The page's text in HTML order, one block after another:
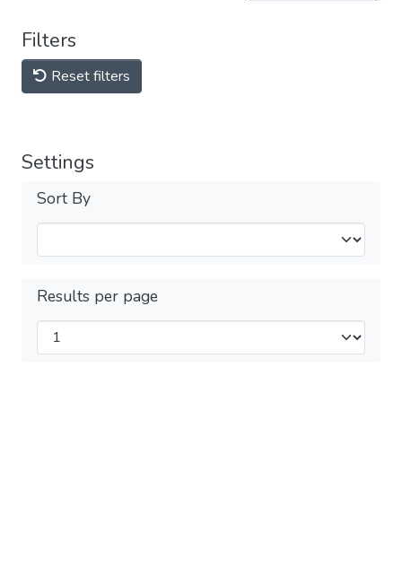
Filters
Reset filters
Settings
Sort By
Results per page